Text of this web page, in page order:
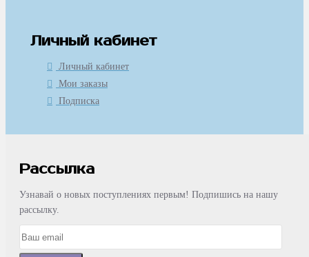
Личный кабинет
Личный кабинет
Мои заказы
Подписка
Рассылка
Узнавай о новых поступлениях первым! Подпишись на нашу
рассылку.